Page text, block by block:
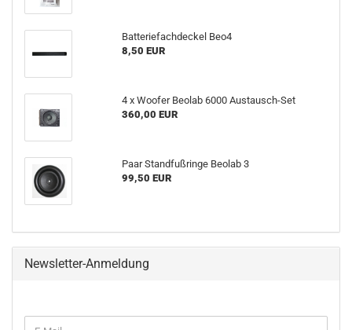
Batteriefachdeckel Beo4
8,50 EUR
4 x Woofer Beolab 6000 Austausch-Set
360,00 EUR
Paar Standfußringe Beolab 3
99,50 EUR
Newsletter-Anmeldung